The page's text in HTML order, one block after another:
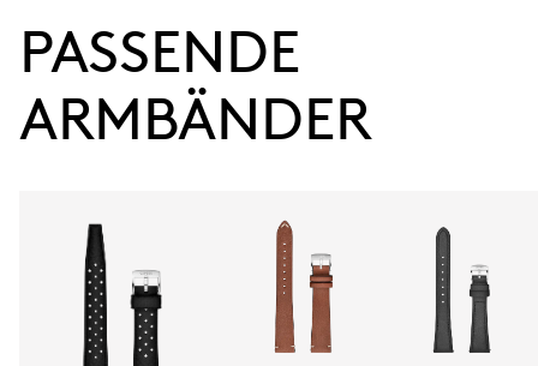
38 Std.
Gangreserve
KALIBER
ABMESSUNGEN
Ø 17.20 mm, 7 3/4’’’
AUFZUG
PASSENDE
ARMBÄNDER